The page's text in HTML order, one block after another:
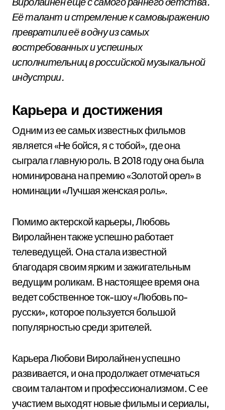
Её талант и стремление к самовыражению
превратили её в одну из самых
востребованных и успешных
исполнительниц в российской музыкальной
индустрии.
Карьера и достижения
Одним из ее самых известных фильмов
является «Не бойся, я с тобой», где она
сыграла главную роль. В 2018 году она была
номинирована на премию «Золотой орел» в
номинации «Лучшая женская роль».
Помимо актерской карьеры, Любовь
Виролайнен также успешно работает
телеведущей. Она стала известной
благодаря своим ярким и зажигательным
ведущим роликам. В настоящее время она
ведет собственное ток-шоу «Любовь по-
русски», которое пользуется большой
популярностью среди зрителей.
Карьера Любови Виролайнен успешно
развивается, и она продолжает отмечаться
своим талантом и профессионализмом. С ее
участием выходят новые фильмы и сериалы,